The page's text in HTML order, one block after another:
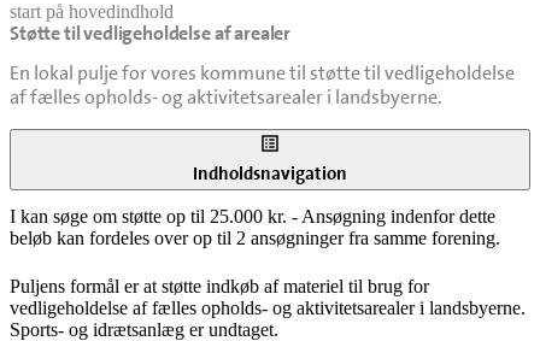
start på hovedindhold
Støtte til vedligeholdelse af arealer
En lokal pulje for vores kommune til støtte til vedligeholdelse
af fælles opholds- og aktivitetsarealer i landsbyerne.
senest opdateret 2. oktober 2025
Indholdsnavigation
I kan søge om støtte op til 25.000 kr. - Ansøgning indenfor dette
beløb kan fordeles over op til 2 ansøgninger fra samme forening.
Puljens formål er at støtte indkøb af materiel til brug for
vedligeholdelse af fælles opholds- og aktivitetsarealer i landsbyerne.
Sports- og idrætsanlæg er undtaget.